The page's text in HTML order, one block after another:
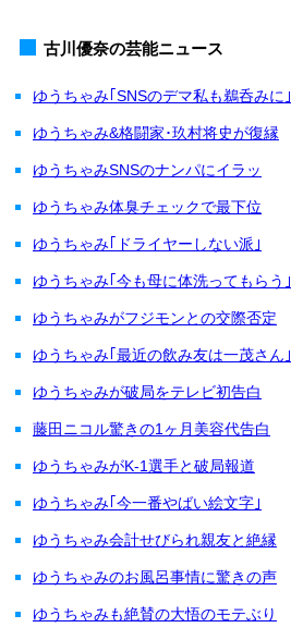
古川優奈の芸能ニュース
ゆうちゃみ｢SNSのデマ私も鵜呑みに｣
ゆうちゃみ&格闘家･玖村将史が復縁
ゆうちゃみSNSのナンパにイラッ
ゆうちゃみ体臭チェックで最下位
ゆうちゃみ｢ドライヤーしない派｣
ゆうちゃみ｢今も母に体洗ってもらう｣
ゆうちゃみがフジモンとの交際否定
ゆうちゃみ｢最近の飲み友は一茂さん｣
ゆうちゃみが破局をテレビ初告白
藤田ニコル驚きの1ヶ月美容代告白
ゆうちゃみがK-1選手と破局報道
ゆうちゃみ｢今一番やばい絵文字｣
ゆうちゃみ会計せびられ親友と絶縁
ゆうちゃみのお風呂事情に驚きの声
ゆうちゃみも絶賛の大悟のモテぶり